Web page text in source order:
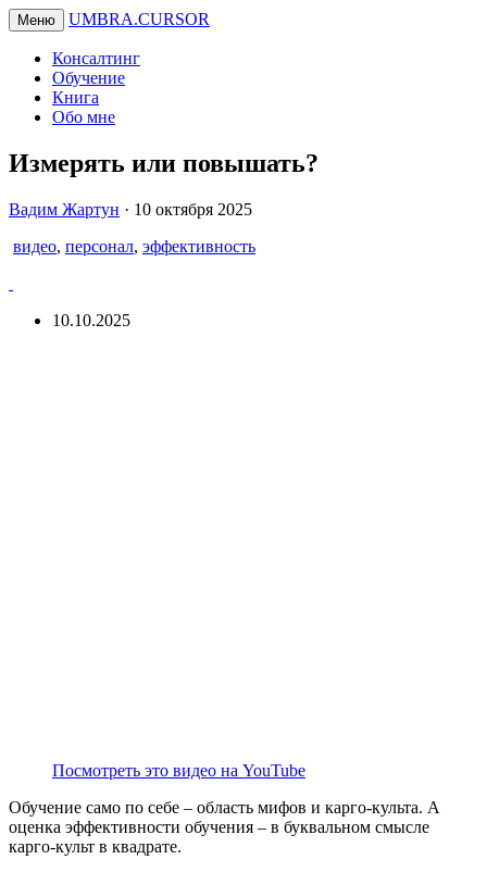
Меню UMBRA.CURSOR
Консалтинг
Обучение
Книга
Обо мне
Измерять или повышать?
Вадим
Вадим Жартун · 10 октября 2025
видео, персонал, эффективность
10.10.2025
Посмотреть это видео на YouTube
Обучение само по себе – область мифов и карго-культа. А
оценка эффективности обучения – в буквальном смысле
карго-культ в квадрате.